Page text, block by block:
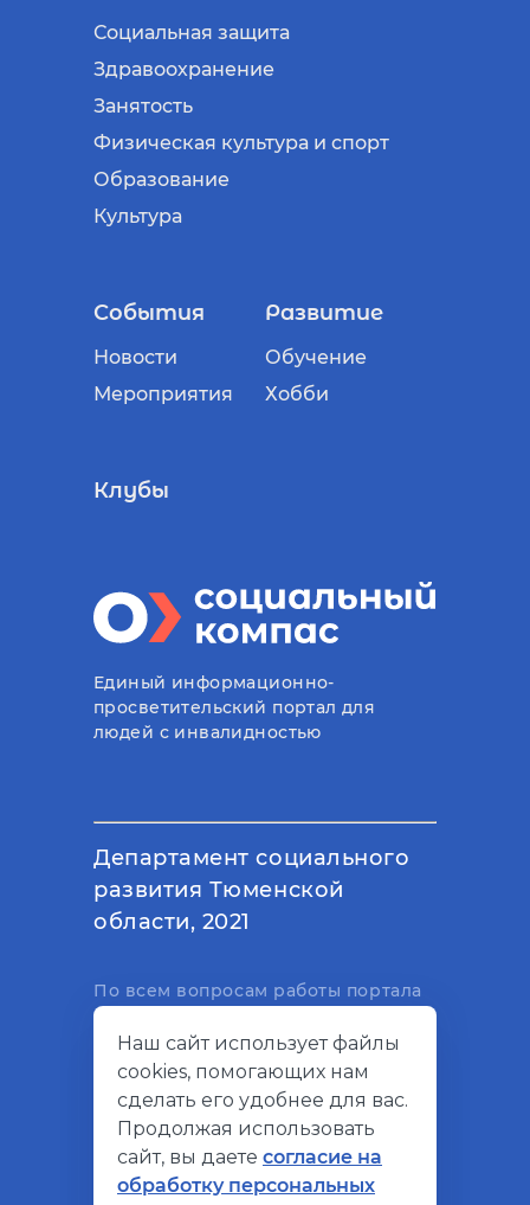
Социальная защита
Здравоохранение
Занятость
Физическая культура и спорт
Образование
Культура
События
Новости
Мероприятия
Развитие
Обучение
Хобби
Клубы
Единый информационно-
просветительский портал для
людей с инвалидностью
Департамент социального
развития Тюменской
области, 2021
По всем вопросам работы портала
электронный адрес
support@socialkompas.ru
© Социальный компас, 2026
Наш сайт использует файлы
cookies, помогающих нам
сделать его удобнее для вас.
Продолжая использовать
сайт, вы даете согласие на
обработку персональных